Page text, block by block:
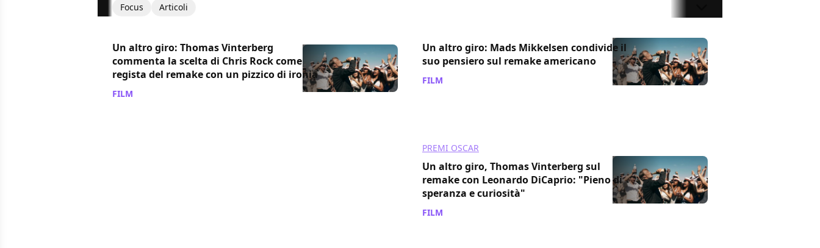
Focus Articoli
Un altro giro: Thomas Vinterberg
commenta la scelta di Chris Rock come
regista del remake con un pizzico di ironia
FILM
Un altro giro: Mads Mikkelsen condivide il
suo pensiero sul remake americano
FILM
PREMI OSCAR
Un altro giro, Thomas Vinterberg sul
remake con Leonardo DiCaprio: "Pieno di
speranza e curiosità"
FILM